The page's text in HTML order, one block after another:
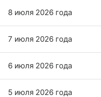
8 июля 2026 года
7 июля 2026 года
6 июля 2026 года
5 июля 2026 года